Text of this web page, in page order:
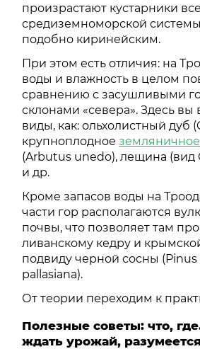
произрастают кустарники
средиземноморской
подобно киринейским.
При этом есть отличия: на
воды и влажность в целом
сравнению с засушливыми
склонами «севера». Здесь вы
виды, как: ольхолистный дуб
крупноплодное
(Arbutus unedo), лещина (вид
и др.
Кроме запасов воды на
части гор располагаются
почвы, что позволяет там
ливанскому кедру и
подвиду черной сосны (Pinus
pallasiana).
От теории переходим к
Полезные советы: что,
ждать урожай, разумеется